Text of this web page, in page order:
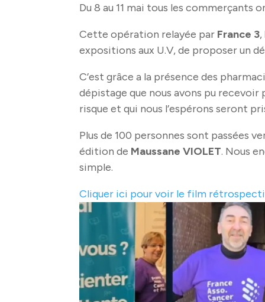
Du 8 au 11 mai tous les commerçants
Cette opération relayée par France 3,
expositions aux U.V, de proposer un
C’est grâce a la présence des
dépistage que nous avons pu
risque et qui nous l’espérons seront
Plus de 100 personnes sont passées
édition de Maussane VIOLET. Nous
simple.
Cliquer ici pour voir le film